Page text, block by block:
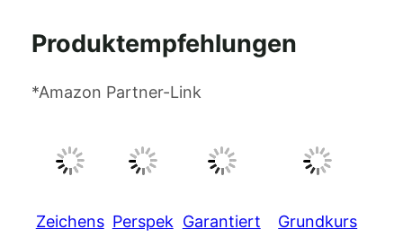
Produktempfehlungen
*Amazon Partner-Link
Zeichens Perspek Garantiert
Grundkurs